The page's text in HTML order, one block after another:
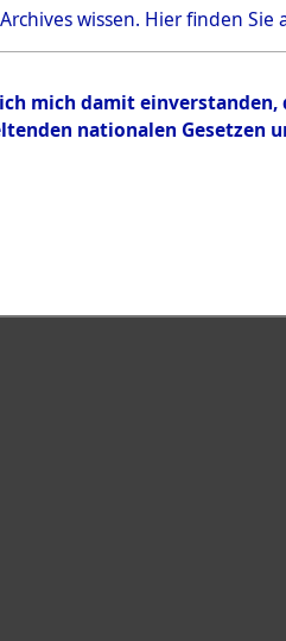
Inhalt
Zur
wissen. Hierfinden Sie
mich damit
nationalen Gesetzen